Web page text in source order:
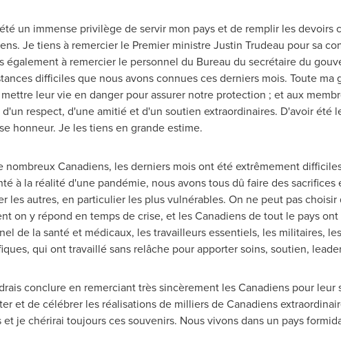
un immense privilège de servir mon pays et de remplir les
Je tiens à remercier le Premier ministreJustin Trudeau pour sa
également à remercier le personnel du Bureau du secrétaire du
difficiles que nous avons connues ces derniers mois. Toute
leur vie en danger pour assurer notre protection ; et aux
respect, d'une amitié et d'un soutien extraordinaires. D'avoir été
honneur. Je les tiens en grande estime.
nombreux Canadiens, les derniers mois ont été extrêmement
à la réalité d'une pandémie, nous avons tous dû faire des
les autres, en particulier les plus vulnérables. On ne peut pas
on y répond en temps de crise, et les Canadiens de tout le pays
de la santé et médicaux, les travailleurs essentiels, les militaires,
qui ont travaillé sans relâche pour apporter soins, soutien,
conclure en remerciant très sincèrement les Canadiens pour
et de célébrer les réalisations de milliers de Canadiens
et je chérirai toujours ces souvenirs. Nous vivons dans un pays